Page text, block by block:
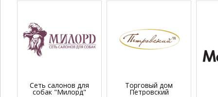
Сеть салонов для
собак "Милорд"
Торговый дом
Петровский